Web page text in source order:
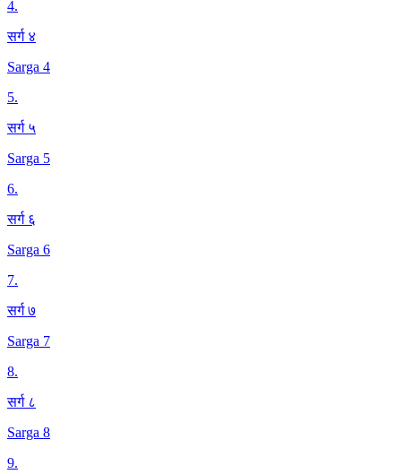
4.
सर्ग ४
Sarga 4
5.
सर्ग ५
Sarga 5
6.
सर्ग ६
Sarga 6
7.
सर्ग ७
Sarga 7
8.
सर्ग ८
Sarga 8
9.